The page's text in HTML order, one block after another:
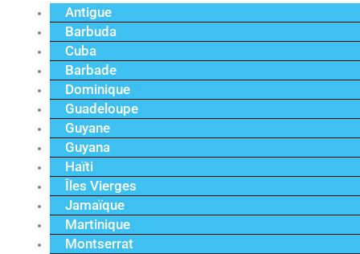
Antigue
Barbuda
Cuba
Barbade
Dominique
Guadeloupe
Guyane
Guyana
Haïti
Îles Vierges
Jamaïque
Martinique
Montserrat